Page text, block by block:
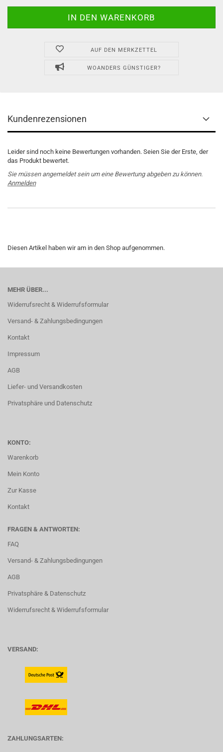
AUF DEN MERKZETTEL
WOANDERS GÜNSTIGER?
Kundenrezensionen
Leider sind noch keine Bewertungen vorhanden. Seien Sie der Erste, der
das Produkt bewertet.
Sie müssen angemeldet sein um eine Bewertung abgeben zu können.
Anmelden
Diesen Artikel haben wir am in den Shop aufgenommen.
MEHR ÜBER...
Widerrufsrecht & Widerrufsformular
Versand- & Zahlungsbedingungen
Kontakt
Impressum
AGB
Liefer- und Versandkosten
Privatsphäre und Datenschutz
KONTO:
Warenkorb
Mein Konto
Zur Kasse
Kontakt
FRAGEN & ANTWORTEN:
FAQ
Versand- & Zahlungsbedingungen
AGB
Privatsphäre & Datenschutz
Widerrufsrecht & Widerrufsformular
VERSAND:
ZAHLUNGSARTEN: